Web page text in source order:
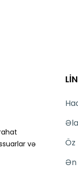
və
Ən